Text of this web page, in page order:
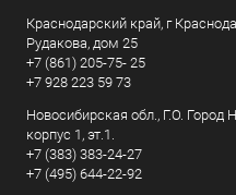
Краснодарский край, г
Рудакова, дом 25
+7 (861) 205-75- 25
+7 928 223 59 73
Новосибирская обл., Г.О. Город
корпус 1, эт.1.
+7 (383) 383-24-27
+7 (495) 644-22-92